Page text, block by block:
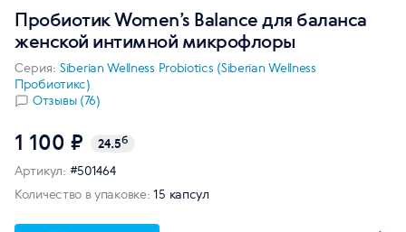
Пробиотик Women’s Balance для баланса
женской интимной микрофлоры
Серия: Siberian Wellness Probiotics (Siberian Wellness
Пробиотикс)
Отзывы (76)
1 100 ₽ 24.5б
Артикул: #501464
Количество в упаковке: 15 капсул